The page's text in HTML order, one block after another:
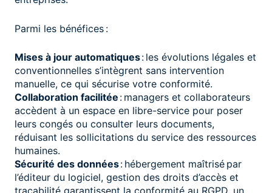
Parmi les bénéfices :
Mises à jour automatiques: les évolutions légales et
conventionnelles s’intègrent sans intervention
manuelle, ce qui sécurise votre conformité.
Collaboration facilitée : managers et collaborateurs
accèdent à un espace en libre-service pour poser
leurs congés ou consulter leurs documents,
réduisant les sollicitations du service des ressources
humaines.
Sécurité des données: hébergement maîtrisé par
l’éditeur du logiciel, gestion des droits d’accès et
traçabilité garantissent la conformité au RGPD, un